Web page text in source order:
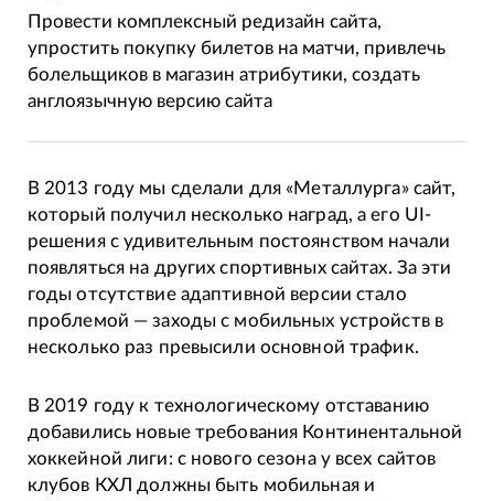
Провести комплексный редизайн сайта,
упростить покупку билетов на матчи, привлечь
болельщиков в магазин атрибутики, создать
англоязычную версию сайта
В 2013 году мы сделали для «Металлурга» сайт,
который получил несколько наград, а его UI-
решения с удивительным постоянством начали
появляться на других спортивных сайтах. За эти
годы отсутствие адаптивной версии стало
проблемой — заходы с мобильных устройств в
несколько раз превысили основной трафик.
В 2019 году к технологическому отставанию
добавились новые требования Континентальной
хоккейной лиги: с нового сезона у всех сайтов
клубов КХЛ должны быть мобильная и